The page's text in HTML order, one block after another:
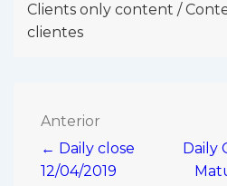
Clients only content /
clientes
Navegación
de
Anterior
← Daily close
12/04/2019
Daily